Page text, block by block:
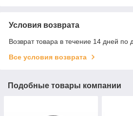
Условия возврата
Возврат товара в течение 14 дней по
Все условия возврата
Подобные товары компании